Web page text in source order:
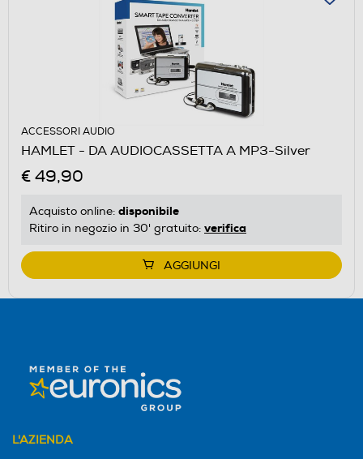
ACCESSORI AUDIO
HAMLET - DA AUDIOCASSETTA A MP3-Silver
€ 49,90
Acquisto online: disponibile
Ritiro in negozio in 30' gratuito: verifica
AGGIUNGI
L'AZIENDA